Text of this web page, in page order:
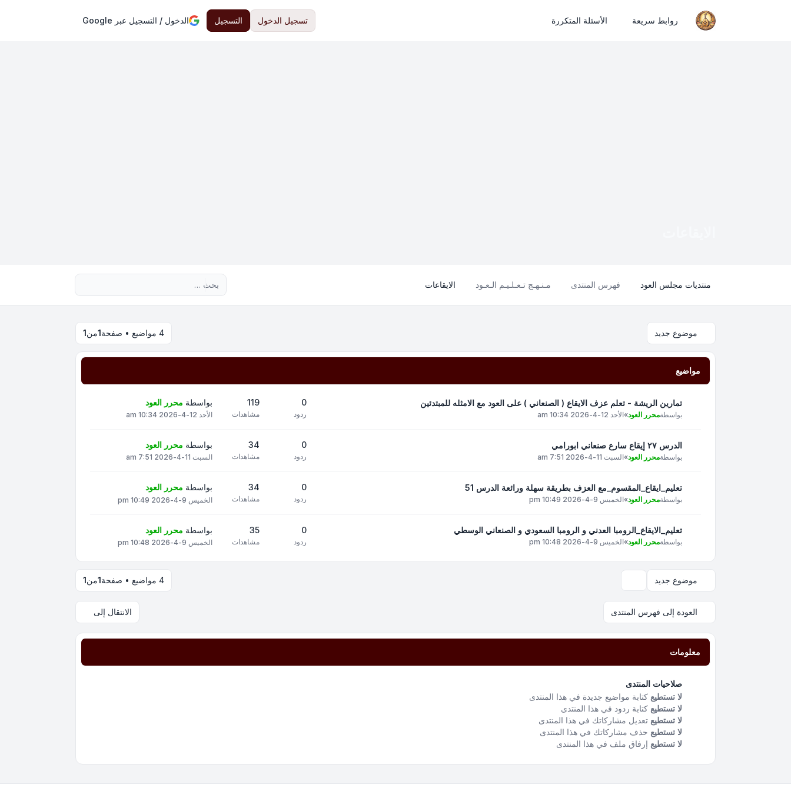
روابط سريعة الأسئلة المتكررة تسجيل الدخول التسجيل الدخول / التسجيل عبر Google
منتديات مجلس العود فهرس المنتدى مـنـهـج تـعـلـيـم الـعـود الايقاعات
موضوع جديد 4 مواضيع • صفحة 1من1
مواضيع
تمارين الريشة - تعلم عزف الايقاع ( الصنعاني ) على العود مع الامثله للمبتدئين
بواسطةمحرر العود»الأحد 12-4-2026 10:34 am
0
ردود
119
مشاهدات
بواسطة محرر العود
الأحد 12-4-2026 10:34 am
الدرس ٢٧ إيقاع سارع صنعاني ابورامي
بواسطةمحرر العود»السبت 11-4-2026 7:51 am
0
ردود
34
مشاهدات
بواسطة محرر العود
السبت 11-4-2026 7:51 am
تعليم_ايقاع_المقسوم_مع العزف بطريقة سهلة ورائعة الدرس 51
بواسطةمحرر العود»الخميس 9-4-2026 10:49 pm
0
ردود
34
مشاهدات
بواسطة محرر العود
الخميس 9-4-2026 10:49 pm
تعليم_الايقاع_الرومبا العدني و الرومبا السعودي و الصنعاني الوسطي
بواسطةمحرر العود»الخميس 9-4-2026 10:48 pm
0
ردود
35
مشاهدات
بواسطة محرر العود
الخميس 9-4-2026 10:48 pm
موضوع جديد 4 مواضيع • صفحة 1من1
العودة إلى فهرس المنتدى الانتقال إلى
معلومات
صلاحيات المنتدى
لا تستطيع كتابة مواضيع جديدة في هذا المنتدى
لا تستطيع كتابة ردود في هذا المنتدى
لا تستطيع تعديل مشاركاتك في هذا المنتدى
لا تستطيع حذف مشاركاتك في هذا المنتدى
لا تستطيع إرفاق ملف في هذا المنتدى